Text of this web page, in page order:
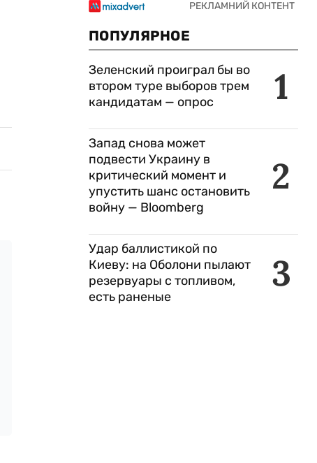
ПОПУЛЯРНОЕ
1
Зеленский проиграл бы во
втором туре выборов трем
кандидатам — опрос
2
Запад снова может
подвести Украину в
критический момент и
упустить шанс остановить
войну — Bloomberg
3
Удар баллистикой по
Киеву: на Оболони пылают
резервуары с топливом,
есть раненые